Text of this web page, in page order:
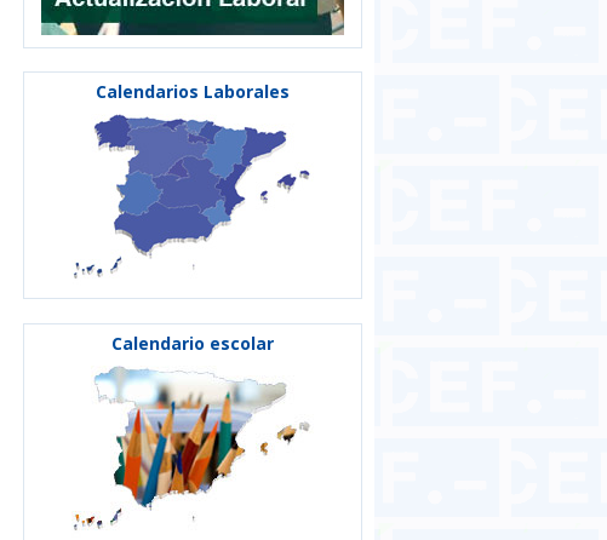
Calendarios Laborales
Calendario escolar